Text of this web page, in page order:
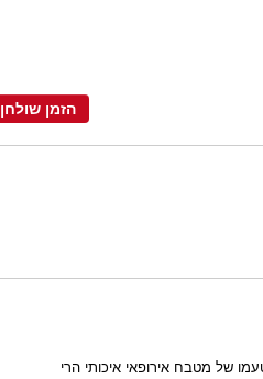
הזמן שולחן
של מטבח אירופאי איכותי הרי